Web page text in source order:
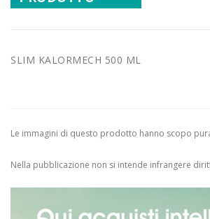
SLIM KALORMECH 500 ML
Le immagini di questo prodotto hanno scopo
Nella pubblicazione non si intende infrangere